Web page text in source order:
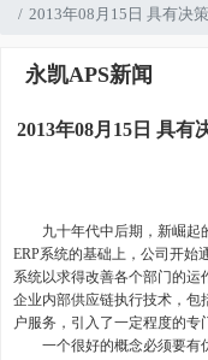
2013年08月15日 具有决
永凯APS新闻
2013年08月15日 具有
九十年代中后期，新崛起
ERP系统的基础上，公司开始
系统以求得改善各个部门的运
企业内部供应链执行技术，包
户服务，引入了一定程度的专
一个很好的概念必须要有